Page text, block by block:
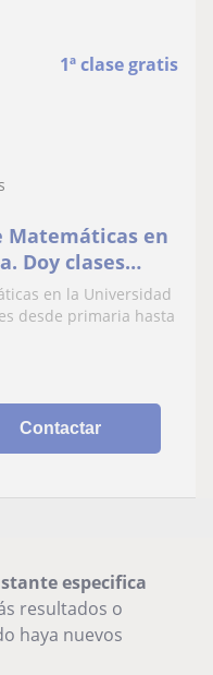
1ª clase gratis
Matemáticas en
Doy clases
hasta ESO y
a
dando
en la Universidad
desde primaria hasta
Contactar
especifica
resultados o
haya nuevos